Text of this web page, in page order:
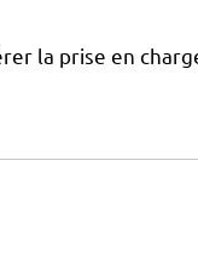
la prise en